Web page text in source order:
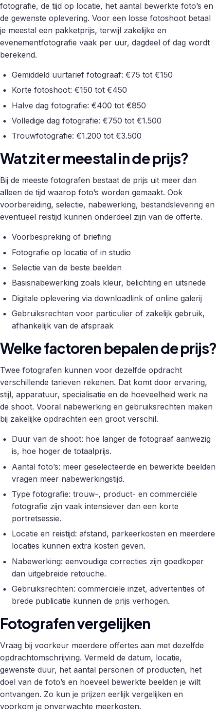
fotografie, de tijd op locatie, het aantal bewerkte foto’s en
de gewenste oplevering. Voor een losse fotoshoot betaal
je meestal een pakketprijs, terwijl zakelijke en
evenementfotografie vaak per uur, dagdeel of dag wordt
berekend.
Gemiddeld uurtarief fotograaf: €75 tot €150
Korte fotoshoot: €150 tot €450
Halve dag fotografie: €400 tot €850
Volledige dag fotografie: €750 tot €1.500
Trouwfotografie: €1.200 tot €3.500
Wat zit er meestal in de prijs?
Bij de meeste fotografen bestaat de prijs uit meer dan
alleen de tijd waarop foto’s worden gemaakt. Ook
voorbereiding, selectie, nabewerking, bestandslevering en
eventueel reistijd kunnen onderdeel zijn van de offerte.
Voorbespreking of briefing
Fotografie op locatie of in studio
Selectie van de beste beelden
Basisnabewerking zoals kleur, belichting en uitsnede
Digitale oplevering via downloadlink of online galerij
Gebruiksrechten voor particulier of zakelijk gebruik,
afhankelijk van de afspraak
Welke factoren bepalen de prijs?
Twee fotografen kunnen voor dezelfde opdracht
verschillende tarieven rekenen. Dat komt door ervaring,
stijl, apparatuur, specialisatie en de hoeveelheid werk na
de shoot. Vooral nabewerking en gebruiksrechten maken
bij zakelijke opdrachten een groot verschil.
Duur van de shoot: hoe langer de fotograaf aanwezig
is, hoe hoger de totaalprijs.
Aantal foto’s: meer geselecteerde en bewerkte beelden
vragen meer nabewerkingstijd.
Type fotografie: trouw-, product- en commerciële
fotografie zijn vaak intensiever dan een korte
portretsessie.
Locatie en reistijd: afstand, parkeerkosten en meerdere
locaties kunnen extra kosten geven.
Nabewerking: eenvoudige correcties zijn goedkoper
dan uitgebreide retouche.
Gebruiksrechten: commerciële inzet, advertenties of
brede publicatie kunnen de prijs verhogen.
Fotografen vergelijken
Vraag bij voorkeur meerdere offertes aan met dezelfde
opdrachtomschrijving. Vermeld de datum, locatie,
gewenste duur, het aantal personen of producten, het
doel van de foto’s en hoeveel bewerkte beelden je wilt
ontvangen. Zo kun je prijzen eerlijk vergelijken en
voorkom je onverwachte meerkosten.